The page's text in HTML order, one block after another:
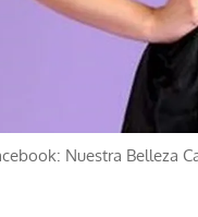
Nuestra Belleza